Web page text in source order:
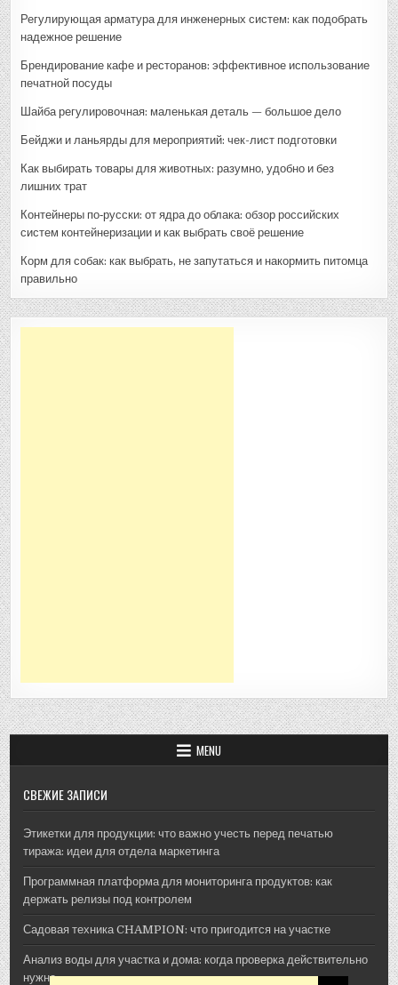
Регулирующая арматура для инженерных систем: как подобрать
надежное решение
Брендирование кафе и ресторанов: эффективное использование
печатной посуды
Шайба регулировочная: маленькая деталь — большое дело
Бейджи и ланьярды для мероприятий: чек-лист подготовки
Как выбирать товары для животных: разумно, удобно и без
лишних трат
Контейнеры по‑русски: от ядра до облака: обзор российских
систем контейнеризации и как выбрать своё решение
Корм для собак: как выбрать, не запутаться и накормить питомца
правильно
MENU
СВЕЖИЕ ЗАПИСИ
Этикетки для продукции: что важно учесть перед печатью
тиража: идеи для отдела маркетинга
Программная платформа для мониторинга продуктов: как
держать релизы под контролем
Садовая техника CHAMPION: что пригодится на участке
Анализ воды для участка и дома: когда проверка действительно
нужна